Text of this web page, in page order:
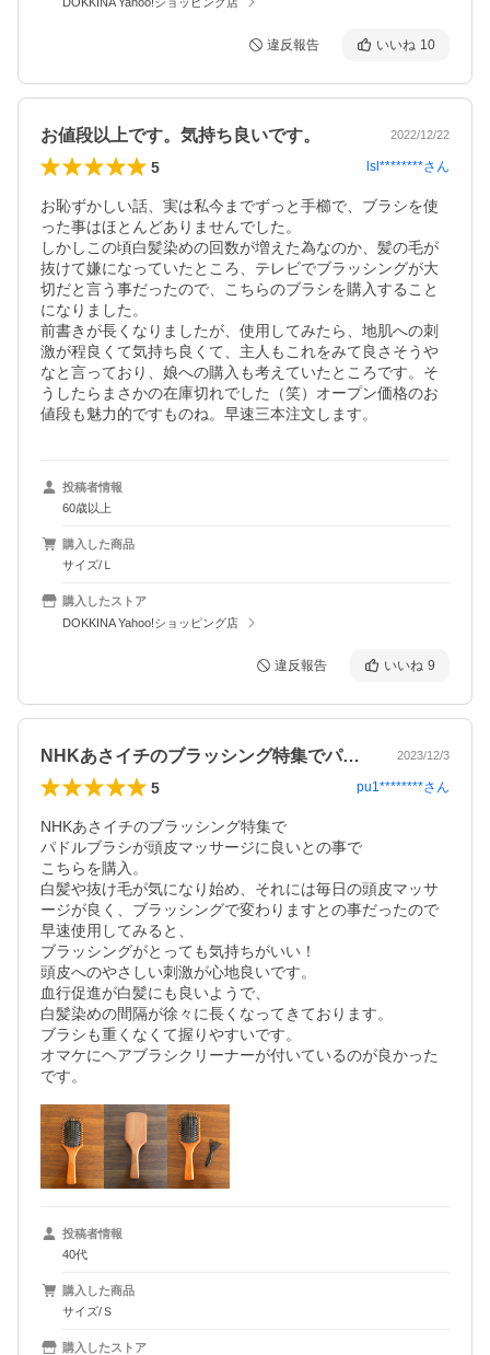
違反報告 いいね 10
お値段以上です。気持ち良いです。 2022/12/22
5 lsl********さん
お恥ずかしい話、実は私今までずっと手櫛で、ブラシを使
った事はほとんどありませんでした。
しかしこの頃白髪染めの回数が増えた為なのか、髪の毛が
抜けて嫌になっていたところ、テレビでブラッシングが大
切だと言う事だったので、こちらのブラシを購入すること
になりました。
前書きが長くなりましたが、使用してみたら、地肌への刺
激が程良くて気持ち良くて、主人もこれをみて良さそうや
なと言っており、娘への購入も考えていたところです。そ
うしたらまさかの在庫切れでした（笑）オープン価格のお
値段も魅力的ですものね。早速三本注文します。
投稿者情報
60歳以上
購入した商品
サイズ/Ｌ
購入したストア
DOKKINA Yahoo!ショッピング店
違反報告 いいね 9
NHKあさイチのブラッシング特集でパド… 2023/12/3
5 pu1********さん
NHKあさイチのブラッシング特集で
パドルブラシが頭皮マッサージに良いとの事で
こちらを購入。
白髪や抜け毛が気になり始め、それには毎日の頭皮マッサ
ージが良く、ブラッシングで変わりますとの事だったので
早速使用してみると、
ブラッシングがとっても気持ちがいい！
頭皮へのやさしい刺激が心地良いです。
血行促進が白髪にも良いようで、
白髪染めの間隔が徐々に長くなってきております。
ブラシも重くなくて握りやすいです。
オマケにヘアブラシクリーナーが付いているのが良かった
です。
投稿者情報
40代
購入した商品
サイズ/Ｓ
購入したストア